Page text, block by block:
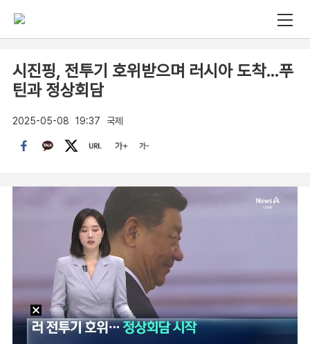
시진핑, 전투기 호위받으며 러시아 도착…푸
틴과 정상회담
2025-05-08 19:37 국제